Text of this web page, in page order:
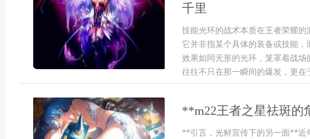
千里
技能光环的战术本质在王者荣耀
它并非指某个具体的装备或技能
效果如同无形的光环，笼罩着战
往往不只在那一瞬间的爆发，更在
**m22王者之星祛斑
**引言，光鲜宣传下的另一面**近